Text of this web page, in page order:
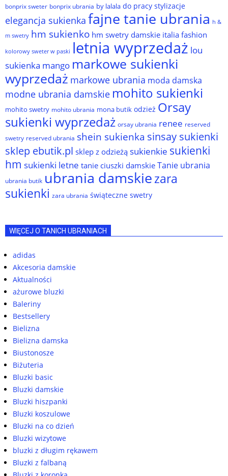
bonprix sweter bonprix ubrania by lalala do pracy stylizacje
elegancja sukienka fajne tanie ubrania h &
m swetry hm sukienko hm swetry damskie italia fashion
kolorowy sweter w paski letnia wyprzedaż lou
sukienka mango markowe sukienki
wyprzedaż markowe ubrania moda damska
modne ubrania damskie mohito sukienki
mohito swetry mohito ubrania mona butik odzież Orsay
sukienki wyprzedaż orsay ubrania renee reserved
swetry reserved ubrania shein sukienka sinsay sukienki
sklep ebutik.pl sklep z odzieżą sukienkie sukienki
hm sukienki letne tanie ciuszki damskie Tanie ubrania
ubrania butik ubrania damskiezara
sukienki zara ubrania świąteczne swetry
WIĘCEJ O TANICH UBRANIACH
adidas
Akcesoria damskie
Aktualności
ażurowe bluzki
Baleriny
Bestsellery
Bielizna
Bielizna damska
Biustonosze
Biżuteria
Bluzki basic
Bluzki damskie
Bluzki hiszpanki
Bluzki koszulowe
Bluzki na co dzień
Bluzki wizytowe
bluzki z długim rękawem
Bluzki z falbaną